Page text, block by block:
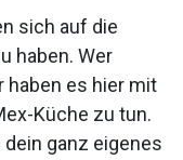
sich auf die
haben. Wer
haben es hier mit
Küche zu tun.
ganz eigenes